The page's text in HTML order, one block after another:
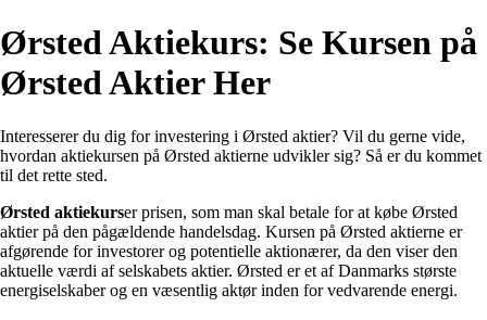
Ørsted Aktiekurs: Se Kursen på
Ørsted Aktier Her
Interesserer du dig for investering i Ørsted aktier? Vil du gerne vide,
hvordan aktiekursen på Ørsted aktierne udvikler sig? Så er du kommet
til det rette sted.
Ørsted aktiekurser prisen, som man skal betale for at købe Ørsted
aktier på den pågældende handelsdag. Kursen på Ørsted aktierne er
afgørende for investorer og potentielle aktionærer, da den viser den
aktuelle værdi af selskabets aktier. Ørsted er et af Danmarks største
energiselskaber og en væsentlig aktør inden for vedvarende energi.